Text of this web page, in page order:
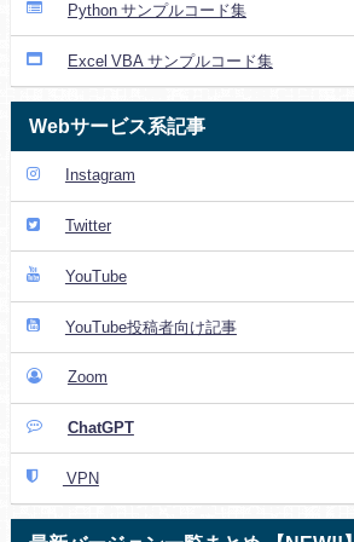
Python サンプルコード集
Excel VBA サンプルコード集
Webサービス系記事
Instagram
Twitter
YouTube
YouTube投稿者向け記事
Zoom
ChatGPT
VPN